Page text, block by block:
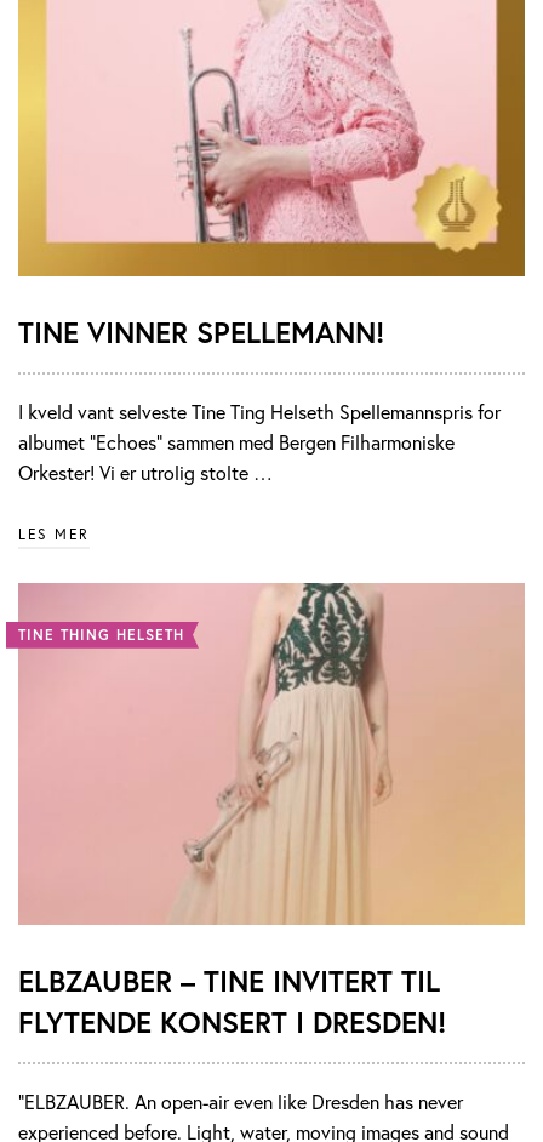
TINE VINNER SPELLEMANN!
I kveld vant selveste Tine Ting Helseth Spellemannspris for
albumet "Echoes" sammen med Bergen Filharmoniske
Orkester! Vi er utrolig stolte …
LES MER
TINE THING HELSETH
ELBZAUBER – TINE INVITERT TIL
FLYTENDE KONSERT I DRESDEN!
"ELBZAUBER. An open-air even like Dresden has never
experienced before. Light, water, moving images and sound